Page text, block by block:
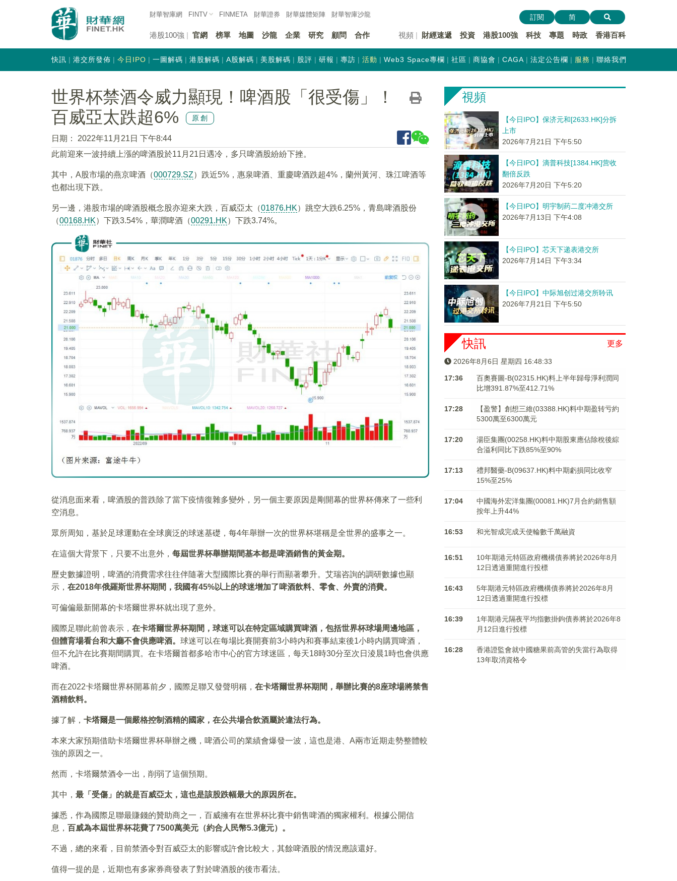
財華智庫網 FINTV FINMETA 財華證券 財華媒體矩陣 財華智庫沙龍
港股100強 官網 榜單 地圖 沙龍 企業 研究 顧問 合作 視頻 財經速遞 投資 港股100強 科技 專題 時政 香港百科
訂閱 简
快訊 港交所發佈 今日IPO 一圖解碼 港股解碼 A股解碼 美股解碼 股評 研報 專訪 活動 Web3 Space專欄 社區 商協會 CAGA 法定公告欄 服務 聯絡我們
世界杯禁酒令威力顯現！啤酒股「很受傷」！
百威亞太跌超6%
原創
日期：
2022年11月21日 下午8:44
此前迎來一波持續上漲的啤酒股於11月21日遇冷，多只啤酒股紛紛下挫。
其中，A股市場的燕京啤酒（000729.SZ）跌近5%，惠泉啤酒、重慶啤酒跌超4%，蘭州黃河、珠江啤酒等
也都出現下跌。
另一邊，港股市場的啤酒股概念股亦迎來大跌，百威亞太（01876.HK）跳空大跌6.25%，青島啤酒股份
（00168.HK）下跌3.54%，華潤啤酒（00291.HK）下跌3.74%。
從消息面來看，啤酒股的普跌除了當下疫情復雜多變外，另一個主要原因是剛開幕的世界杯傳來了一些利
空消息。
眾所周知，基於足球運動在全球廣泛的球迷基礎，每4年舉辦一次的世界杯堪稱是全世界的盛事之一。
在這個大背景下，只要不出意外， 每屆世界杯舉辦期間基本都是啤酒銷售的黃金期。
歷史數據證明，啤酒的消費需求往往伴隨著大型國際比賽的舉行而顯著攀升。艾瑞咨詢的調研數據也顯
示， 在2018年俄羅斯世界杯期間，我國有45%以上的球迷增加了啤酒飲料、零食、外賣的消費。
可偏偏最新開幕的卡塔爾世界杯就出現了意外。
國際足聯此前曾表示， 在卡塔爾世界杯期間，球迷可以在特定區域購買啤酒，包括世界杯球場周邊地區，
但體育場看台和大廳不會供應啤酒。 球迷可以在每場比賽開賽前3小時内和賽事結束後1小時内購買啤酒，
但不允許在比賽期間購買。在卡塔爾首都多哈市中心的官方球迷區，每天18時30分至次日淩晨1時也會供應
啤酒。
而在2022卡塔爾世界杯開幕前夕，國際足聯又發聲明稱， 在卡塔爾世界杯期間，舉辦比賽的8座球場將禁售
酒精飲料。
據了解， 卡塔爾是一個嚴格控制酒精的國家，在公共場合飲酒屬於違法行為。
本來大家預期借助卡塔爾世界杯舉辦之機，啤酒公司的業績會爆發一波，這也是港、A兩市近期走勢整體較
強的原因之一。
然而，卡塔爾禁酒令一出，削弱了這個預期。
其中， 最「受傷」的就是百威亞太，這也是該股跌幅最大的原因所在。
據悉，作為國際足聯最賺錢的贊助商之一，百威擁有在世界杯比賽中銷售啤酒的獨家權利。根據公開信
息， 百威為本屆世界杯花費了7500萬美元（約合人民幣5.3億元）。
不過，總的來看，目前禁酒令對百威亞太的影響或許會比較大，其餘啤酒股的情況應該還好。
值得一提的是，近期也有多家券商發表了對於啤酒股的後市看法。
視頻
【今日IPO】保济元和[2633.HK]分拆
上市
2026年7月21日 下午5:50
【今日IPO】滴普科技[1384.HK]营收
翻倍反跌
2026年7月20日 下午5:20
【今日IPO】明宇制药二度冲港交所
2026年7月13日 下午4:08
【今日IPO】芯天下递表港交所
2026年7月14日 下午3:34
【今日IPO】中际旭创过港交所聆讯
2026年7月21日 下午5:50
更多
快訊
2026年8月6日 星期四 16:48:34
17:36
百奧賽圖-B(02315.HK)料上半年歸母淨利潤同
比增391.87%至412.71%
17:28
【盈警】創想三維(03388.HK)料中期盈转亏約
5300萬至6300萬元
17:20
湯臣集團(00258.HK)料中期股東應佔除稅後綜
合溢利同比下跌85%至90%
17:13
禮邦醫藥-B(09637.HK)料中期虧損同比收窄
15%至25%
17:04
中國海外宏洋集團(00081.HK)7月合約銷售額
按年上升44%
16:53 和光智成完成天使輪數千萬融資
16:51
10年期港元特區政府機構債券將於2026年8月
12日透過重開進行投標
16:43
5年期港元特區政府機構債券將於2026年8月
12日透過重開進行投標
16:39
1年期港元隔夜平均指數掛鉤債券將於2026年8
月12日進行投標
16:28
香港證監會就中國糖果前高管的失當行為取得
13年取消資格令